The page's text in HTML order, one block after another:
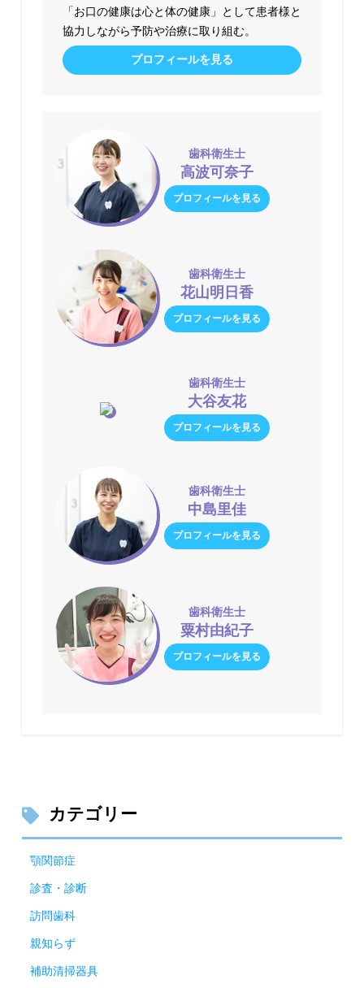
「お口の健康は心と体の健康」として患者様と
協力しながら予防や治療に取り組む。
プロフィールを見る
歯科衛生士
高波可奈子
プロフィールを見る
歯科衛生士
花山明日香
プロフィールを見る
歯科衛生士
大谷友花
プロフィールを見る
歯科衛生士
中島里佳
プロフィールを見る
歯科衛生士
粟村由紀子
プロフィールを見る
カテゴリー
顎関節症
診査・診断
訪問歯科
親知らず
補助清掃器具